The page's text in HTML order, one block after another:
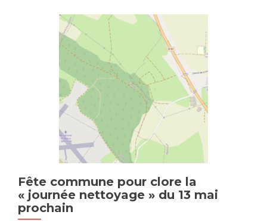
Fête commune pour clore la
« journée nettoyage » du 13 mai
prochain